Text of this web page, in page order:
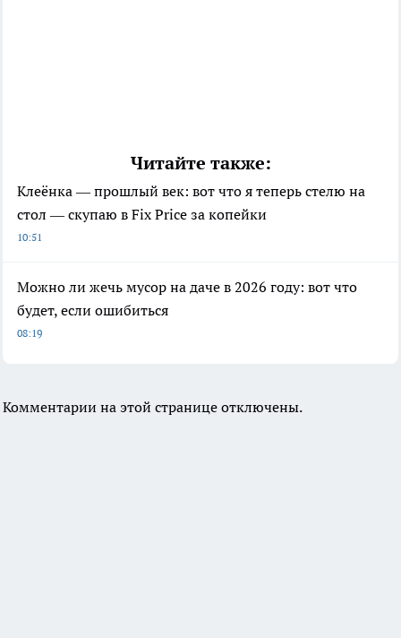
Читайте также:
Клеёнка — прошлый век: вот что я теперь стелю на
стол — скупаю в Fix Price за копейки
10:51
Можно ли жечь мусор на даче в 2026 году: вот что
будет, если ошибиться
08:19
Комментарии на этой странице отключены.